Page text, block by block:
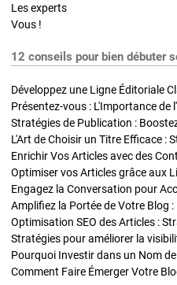
Les experts
Vous !
12 conseils pour bien débuter
Développez une Ligne Éditoriale
Présentez-vous : L'Importance
L'Art de Choisir un Titre Efficace :
Optimiser vos Articles grâce aux
Engagez la Conversation pour
Amplifiez la Portée de Votre Blog